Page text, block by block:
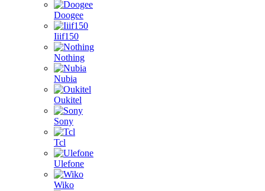
Doogee
Iiif150
Nothing
Nubia
Oukitel
Sony
Tcl
Ulefone
Wiko